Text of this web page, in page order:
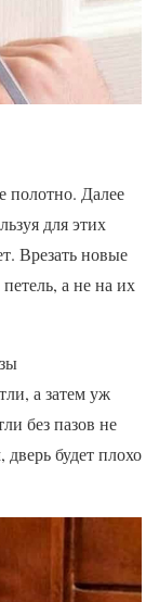
полотно. Далее
для этих
Врезать новые
а не на их
а затем уж
без пазов не
дверь будет плохо